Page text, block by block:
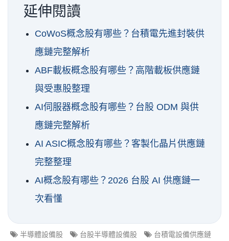
延伸閱讀
CoWoS概念股有哪些？台積電先進封裝供
應鏈完整解析
ABF載板概念股有哪些？高階載板供應鏈
與受惠股整理
AI伺服器概念股有哪些？台股 ODM 與供
應鏈完整解析
AI ASIC概念股有哪些？客製化晶片供應鏈
完整整理
AI概念股有哪些？2026 台股 AI 供應鏈一
次看懂
半導體設備股 台股半導體設備股
台積電設備供應鏈